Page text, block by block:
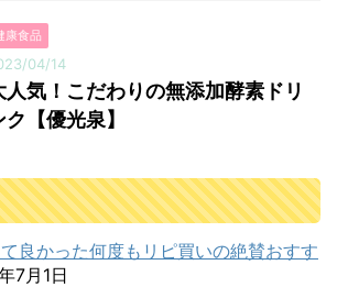
康食品
04/14
人気！こだわりの無添加酵素ドリ
ク【優光泉】
良かった何度もリピ買いの絶賛おすす
7月1日